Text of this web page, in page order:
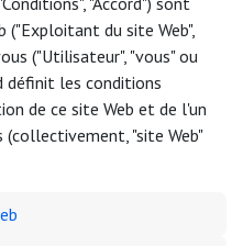
("Exploitant du site Web",
("Utilisateur", "vous" ou
définit les conditions
de ce site Web et de l'un
(collectivement, "site Web"